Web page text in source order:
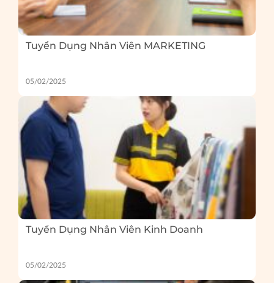
Tuyển Dụng Nhân Viên MARKETING
05/02/2025
Tuyển Dụng Nhân Viên Kinh Doanh
05/02/2025